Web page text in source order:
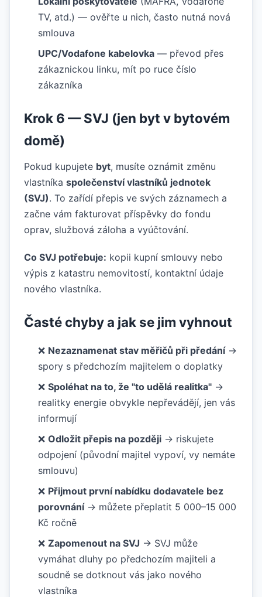
TV, atd.) — ověřte u nich, často nutná nová
smlouva
UPC/Vodafone kabelovka — převod přes
zákaznickou linku, mít po ruce číslo
zákazníka
Krok 6 — SVJ (jen byt v bytovém
domě)
Pokud kupujete byt, musíte oznámit změnu
vlastníka společenství vlastníků jednotek
(SVJ). To zařídí přepis ve svých záznamech a
začne vám fakturovat příspěvky do fondu
oprav, službová záloha a vyúčtování.
Co SVJ potřebuje: kopii kupní smlouvy nebo
výpis z katastru nemovitostí, kontaktní údaje
nového vlastníka.
Časté chyby a jak se jim vyhnout
❌ Nezaznamenat stav měřičů při předání→
spory s předchozím majitelem o doplatky
❌ Spoléhat na to, že "to udělá realitka" →
realitky energie obvykle nepřevádějí, jen vás
informují
❌ Odložit přepis na později → riskujete
odpojení (původní majitel vypoví, vy nemáte
smlouvu)
❌ Přijmout první nabídku dodavatele bez
porovnání→ můžete přeplatit 5 000–15 000
Kč ročně
❌ Zapomenout na SVJ → SVJ může
vymáhat dluhy po předchozím majiteli a
soudně se dotknout vás jako nového
vlastníka